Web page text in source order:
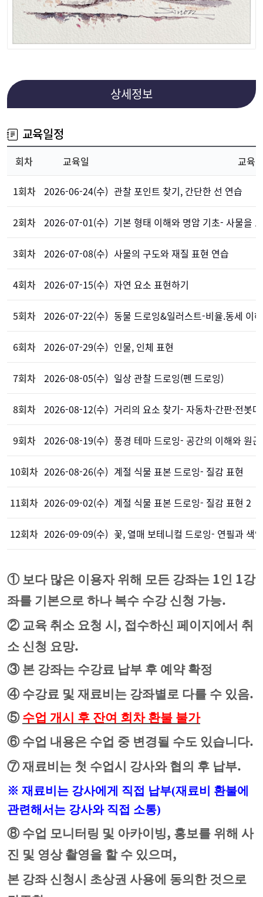
상세정보
교육일정
회차 교육일 교육
1회차 2026-06-24(수) 관찰 포인트 찾기, 간단한 선 연습
2회차 2026-07-01(수) 기본 형태 이해와 명암 기초- 사물을
3회차 2026-07-08(수) 사물의 구도와 재질 표현 연습
4회차 2026-07-15(수) 자연 요소 표현하기
5회차 2026-07-22(수) 동물 드로잉&일러스트-비율.동세 이해
6회차 2026-07-29(수) 인물, 인체 표현
7회차 2026-08-05(수) 일상 관찰 드로잉(펜 드로잉)
8회차 2026-08-12(수) 거리의 요소 찾기- 자동차·간판·전봇
9회차 2026-08-19(수) 풍경 테마 드로잉- 공간의 이해와 원
10회차 2026-08-26(수) 계절 식물 표본 드로잉- 질감 표현
11회차 2026-09-02(수) 계절 식물 표본 드로잉- 질감 표현 2
12회차 2026-09-09(수) 꽃, 열매 보테니컬 드로잉- 연필과 색
① 보다 많은 이용자 위해 모든 강좌는 1인 1강
좌를 기본으로 하나 복수 수강 신청 가능.
② 교육 취소 요청 시 , 접수하신 페이지에서 취
소 신청 요망.
③ 본 강좌는 수강료 납부 후 예약 확정
④ 수강료 및 재료비는 강좌별로 다를 수 있음.
⑤ 수업 개시 후 잔여 회차 환불 불가
⑥ 수업 내용은 수업 중 변경될 수도 있습니다.
⑦재료비는 첫 수업시 강사와 협의 후 납부.
※ 재료비는 강사에게 직접 납부(재 료비 환불에
관련해서는 강사와 직접 소통)
⑧ 수업 모니터링 및 아카이빙, 홍보를 위해 사
진 및 영상 촬영을 할 수 있으며 ,
본 강좌 신청시 초상권 사용에 동의한 것으로